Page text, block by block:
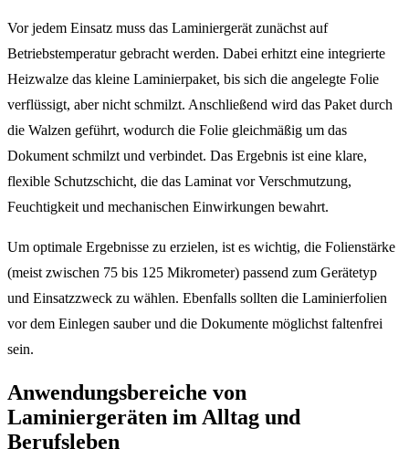
Vor jedem Einsatz muss das Laminiergerät zunächst auf
Betriebstemperatur gebracht werden. Dabei erhitzt eine integrierte
Heizwalze das kleine Laminierpaket, bis sich die angelegte Folie
verflüssigt, aber nicht schmilzt. Anschließend wird das Paket durch
die Walzen geführt, wodurch die Folie gleichmäßig um das
Dokument schmilzt und verbindet. Das Ergebnis ist eine klare,
flexible Schutzschicht, die das Laminat vor Verschmutzung,
Feuchtigkeit und mechanischen Einwirkungen bewahrt.
Um optimale Ergebnisse zu erzielen, ist es wichtig, die Folienstärke
(meist zwischen 75 bis 125 Mikrometer) passend zum Gerätetyp
und Einsatzzweck zu wählen. Ebenfalls sollten die Laminierfolien
vor dem Einlegen sauber und die Dokumente möglichst faltenfrei
sein.
Anwendungsbereiche von
Laminiergeräten im Alltag und
Berufsleben